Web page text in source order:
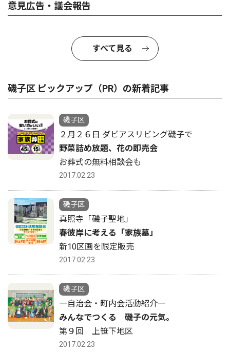
意見広告・議会報告
すべて見る
磯子区 ピックアップ（PR）の新着記事
磯子区
２月２６日 ダビアスリビング磯子で
野菜詰め放題、花の即売会
お葬式の無料相談会も
2017.02.23
磯子区
真照寺「磯子聖地」
春彼岸に考える「家族墓」
新10区画を限定販売
2017.02.23
磯子区
―自治会・町内会活動紹介―
みんなでつくる 磯子の元気。
第９回 上笹下地区
2017.02.23